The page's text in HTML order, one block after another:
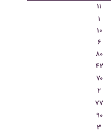
۱۱
۱
۱۰
۶
۸۰
۴۲
۷۰
۲
۷۷
۹۰
۳